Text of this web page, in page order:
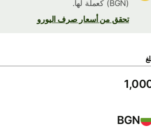
(BGN) كعملة لها.
تحقق من أسعار صرف اليورو
BGN